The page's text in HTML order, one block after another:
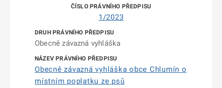
1/2023
Obecně závazná vyhláška
Obecně závazná vyhláška obce Chlumín o
místním poplatku ze psů